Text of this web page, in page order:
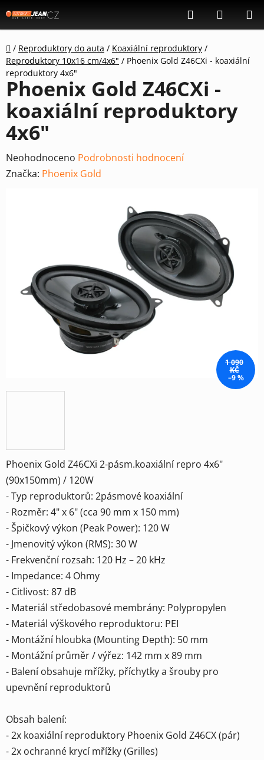
na
obsah
Hledat
KOŠÍK
Domů
/ Reproduktory do auta / Koaxiální reproduktory /
Reproduktory 10x16 cm/4x6" / Phoenix Gold Z46CXi - koaxiální
reproduktory 4x6"
Phoenix Gold Z46CXi 2-pásm.koaxiální repro 4x6"
(90x150mm) / 120W
- Typ reproduktorů: 2pásmové koaxiální
- Rozměr: 4" x 6" (cca 90 mm x 150 mm)
- Špičkový výkon (Peak Power): 120 W
- Jmenovitý výkon (RMS): 30 W
- Frekvenční rozsah: 120 Hz – 20 kHz
- Impedance: 4 Ohmy
- Citlivost: 87 dB
- Materiál středobasové membrány: Polypropylen
- Materiál výškového reproduktoru: PEI
- Montážní hloubka (Mounting Depth): 50 mm
- Montážní průměr / výřez: 142 mm x 89 mm
- Balení obsahuje mřížky, příchytky a šrouby pro
upevnění reproduktorů
Obsah balení:
- 2x koaxiální reproduktory Phoenix Gold Z46CX (pár)
- 2x ochranné krycí mřížky (Grilles)
Phoenix Gold Z46CXi -
koaxiální reproduktory
4x6"
Průměrné
hodnocení
hvězdiček.
Neohodnoceno Podrobnosti hodnocení
Značka: Phoenix Gold
1 090
KČ
–9 %